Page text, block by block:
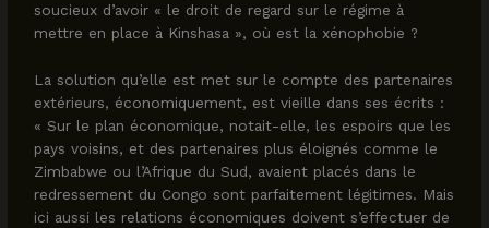
soucieux d’avoir « le droit de regard sur le régime à
mettre en place à Kinshasa », où est la xénophobie ?
La solution qu’elle est met sur le compte des partenaires
extérieurs, économiquement, est vieille dans ses écrits :
« Sur le plan économique, notait-elle, les espoirs que les
pays voisins, et des partenaires plus éloignés comme le
Zimbabwe ou l’Afrique du Sud, avaient placés dans le
redressement du Congo sont parfaitement légitimes. Mais
ici aussi les relations économiques doivent s’effectuer de